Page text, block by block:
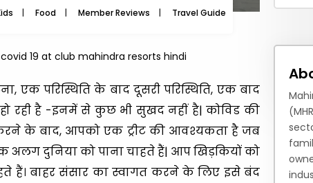
Food Member Reviews Travel Guide Travel News
19 at club mahindra resorts hindi
एक परिस्थिति के बाद दूसरी परिस्थिति, एक बाद
रही है -इनमें से कुछ भी सुखद नहीं है| कोविड की
के बाद, आपको एक ट्रीट की आवश्यकता है जब
दुनिया को पाना चाहते हैं| आप खिड़कियों को
हैं। बाहर संसार का स्वागत करने के लिए इसे बंद